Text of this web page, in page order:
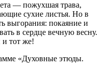
— пожухшая трава,
сухие листья. Но в
выгорания: покаяние и
в сердце вечную весну.
тот же!
«Духовные этюды.